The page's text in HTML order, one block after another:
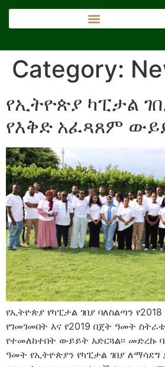
Category:
የኢትዮጵያ ካፒታል
የእቅድ አፈጻጸም
የኢትዮጵያ የካፒታል ገበያ ባለስልጣን
የገመገመበት እና የ2019 በጀት ዓመት
የተመለከተበት ውይይት አድርጓል፡፡ መድረኩ
ዓመት የኢትዮጵያን የካፒታል ገበያ ለማሳደግ